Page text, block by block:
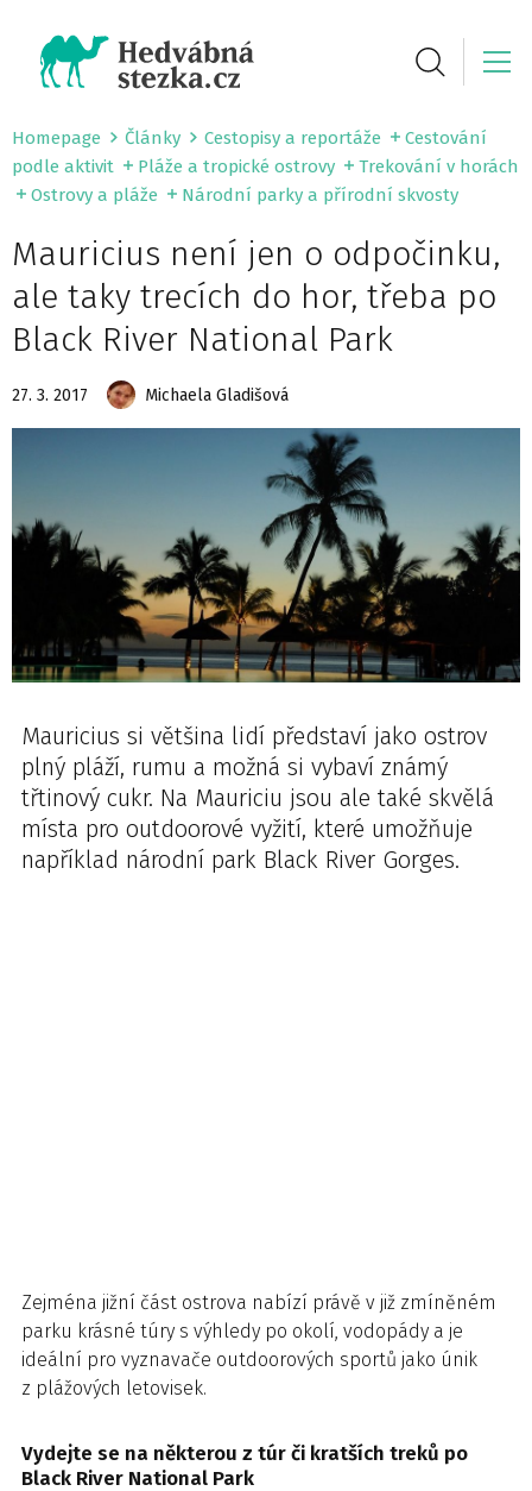
Homepage Články Cestopisy a reportáže
Cestování
podle aktivit
Pláže a tropické ostrovy
Trekování v horách
Ostrovy a pláže
Národní parky a přírodní skvosty
Mauricius není jen o odpočinku,
ale taky trecích do hor, třeba po
Black River National Park
27. 3. 2017 Michaela Gladišová
Mauricius si většina lidí představí jako ostrov
plný pláží, rumu a možná si vybaví známý
třtinový cukr. Na Mauriciu jsou ale také skvělá
místa pro outdoorové vyžití, které umožňuje
například národní park Black River Gorges.
Zejména jižní část ostrova nabízí právě v již zmíněném
parku krásné túry s výhledy po okolí, vodopády a je
ideální pro vyznavače outdoorových sportů jako únik
z plážových letovisek.
Vydejte se na některou z túr či kratších treků po
Black River National Park